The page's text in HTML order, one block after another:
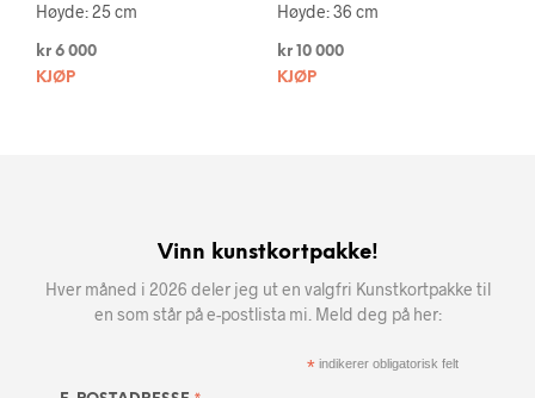
Høyde: 25 cm
kr 6 000
KJØP
Høyde: 36 cm
kr10 000
KJØP
Vinn kunstkortpakke!
Hver måned i 2026 deler jeg ut en valgfri Kunstkortpakke til
en som står på e-postlista mi. Meld deg på her:
* indikerer obligatorisk felt